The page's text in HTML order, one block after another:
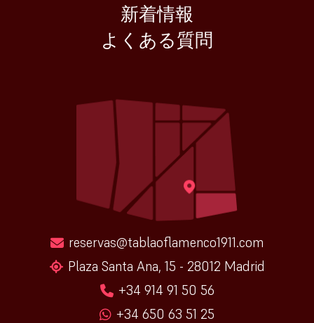
新着情報
よくある質問
reservas@tablaoflamenco1911.com
Plaza Santa Ana, 15 - 28012 Madrid
+34 914 91 50 56
+34 650 63 51 25